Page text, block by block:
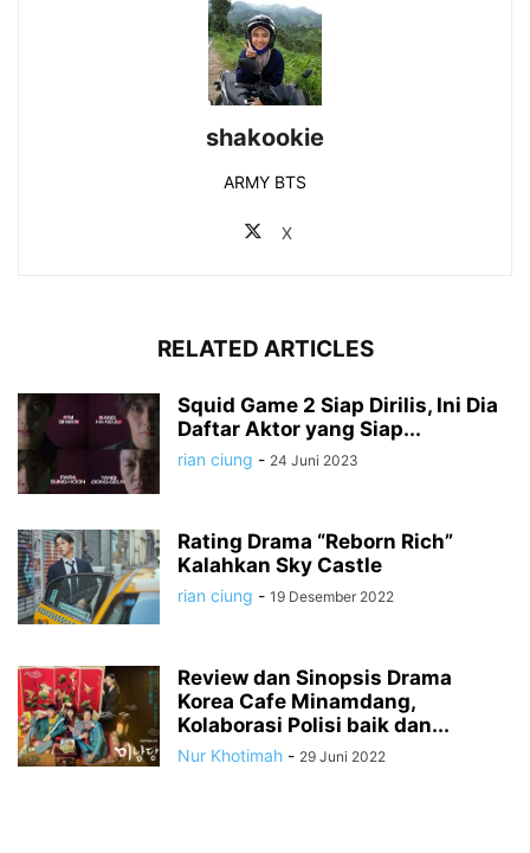
shakookie
ARMY BTS
X
RELATED ARTICLES
Squid Game 2 Siap Dirilis, Ini Dia
Daftar Aktor yang Siap...
rian ciung - 24 Juni 2023
Rating Drama “Reborn Rich”
Kalahkan Sky Castle
rian ciung - 19 Desember 2022
Review dan Sinopsis Drama
Korea Cafe Minamdang,
Kolaborasi Polisi baik dan...
Nur Khotimah - 29 Juni 2022